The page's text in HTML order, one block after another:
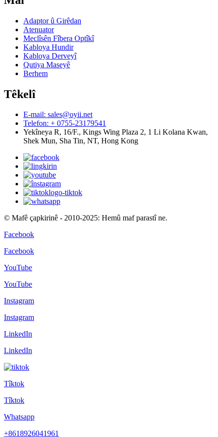
Adaptor û Girêdan
Atenuator
Meclîsên Fîbera Optîkî
Kabloya Hundir
Kabloya Derveyî
Qutiya Maseyê
Berhem
Têkelî
E-mail: sales@oyii.net
Telefon: + 0755-23179541
Yekîneya R, 16/F., Kings Wing Plaza 2, 1 Li Kolana Kwan,
Shek Mun, Sha Tin, NT, Hong Kong
© Mafê çapkirinê - 2010-2025: Hemû maf parastî ne.
Facebook
Facebook
YouTube
YouTube
Instagram
Instagram
LinkedIn
LinkedIn
Tîktok
Tîktok
Whatsapp
+8618926041961